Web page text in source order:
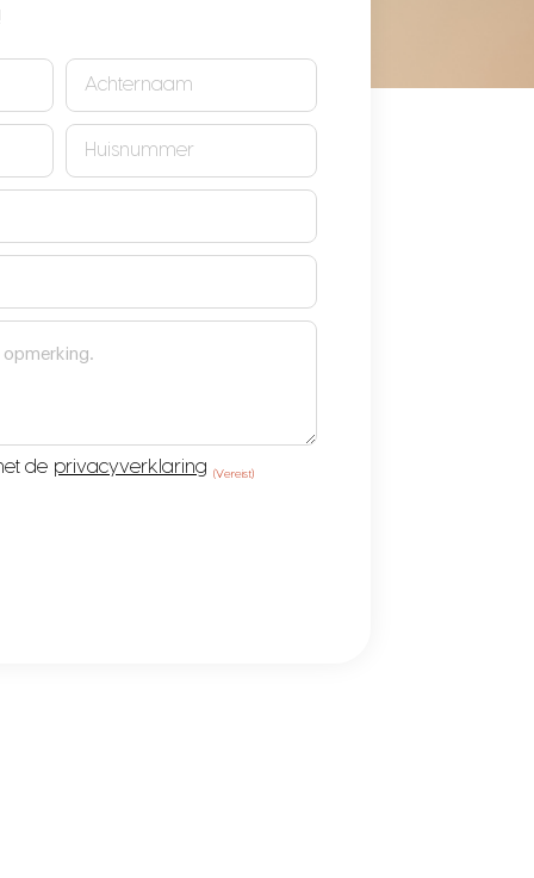
Achternaam
(Vereist)
Huisnummer
(Vereist)
de privacyverklaring (Vereist)